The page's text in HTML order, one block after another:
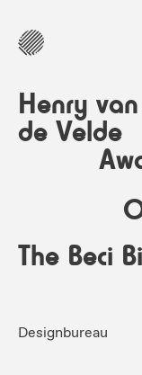
Henry van
de Velde
The Beci
Designbureau